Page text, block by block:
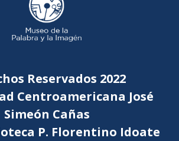
Reservados 2022
Centroamericana José
Simeón Cañas
P. Florentino Idoate